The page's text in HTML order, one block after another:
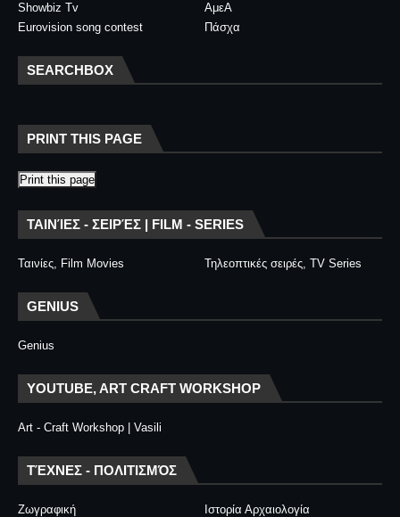
Showbiz Tv
ΑμεΑ
Eurovision song contest
Πάσχα
SEARCHBOX
PRINT THIS PAGE
Print this page
ΤΑΙΝΊΕΣ - ΣΕΙΡΈΣ | FILM - SERIES
Ταινίες, Film Movies Τηλεοπτικές σειρές, TV Series
GENIUS
Genius
YOUTUBE, ART CRAFT WORKSHOP
Art - Craft Workshop | Vasili
ΤΈΧΝΕΣ - ΠΟΛΙΤΙΣΜΌΣ
Ζωγραφική
Ιστορία Αρχαιολογία